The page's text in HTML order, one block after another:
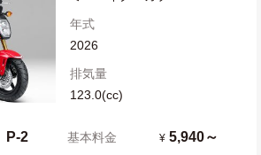
年式
2026
排気量
123.0(cc)
P-2 基本料金 ¥ 5,940～